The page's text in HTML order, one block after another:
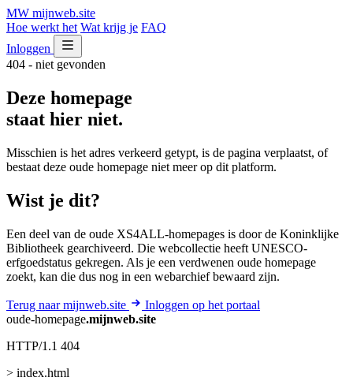
MW mijnweb.site
Hoe werkt het Wat krijg je FAQ
Inloggen
404 - niet gevonden
Deze homepage
staat hier niet.
Misschien is het adres verkeerd getypt, is de pagina verplaatst, of
bestaat deze oude homepage niet meer op dit platform.
Wist je dit?
Een deel van de oude XS4ALL-homepages is door de Koninklijke
Bibliotheek gearchiveerd. Die webcollectie heeft UNESCO-
erfgoedstatus gekregen. Als je een verdwenen oude homepage
zoekt, kan die dus nog in een webarchief bewaard zijn.
Terug naar mijnweb.site
Inloggen op het portaal
oude-homepage.mijnweb.site
HTTP/1.1 404
> index.html